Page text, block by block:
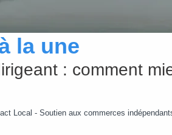
la une
: comment
Local - Soutien aux commerces